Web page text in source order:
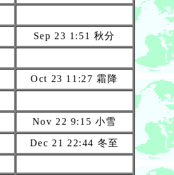
Sep 23 1:51 秋分
Oct 23 11:27 霜降
Nov 22 9:15 小雪
Dec 21 22:44 冬至